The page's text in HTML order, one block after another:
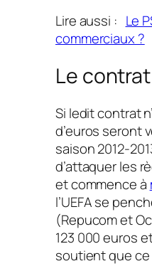
Lire aussi : Le
commerciaux ?
Le
Si ledit contrat
d’euros seront
saison 2012-
d’attaquer les
et commence à
l’UEFA se
(Repucom et
123 000 euros
soutient que ce